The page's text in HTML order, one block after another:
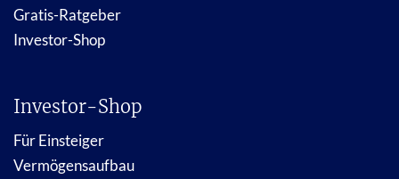
Gratis-Ratgeber
Investor-Shop
Investor-Shop
Für Einsteiger
Vermögensaufbau